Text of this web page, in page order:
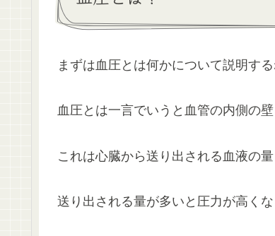
まずは血圧とは何かについて説明する
血圧とは一言でいうと血管の内側の壁
これは心臓から送り出される血液の
送り出される量が多いと圧力が高く